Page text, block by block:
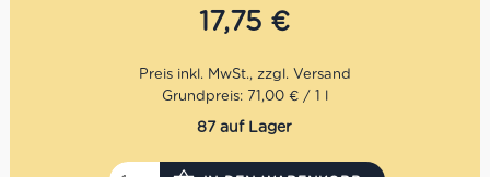
ein strahlend grünes, unglaublich fruchtig duftendes als
auch harmonisch und feinwürzig schmeckenden Olivenöl,
Mengenrabatt: erhalte beim Kauf von 3 nativen
Olivenölen Extra 12% Rabatt pro Artikel
17,75 €
Grundpreis: 71,00 € / 1 l
87 auf Lager